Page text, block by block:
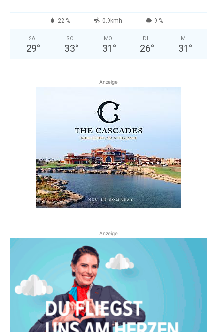
22 % 0.9kmh 9 %
SA.
29°
SO.
33°
MO.
31 °
DI.
26°
MI.
31 °
Anzeige
Anzeige